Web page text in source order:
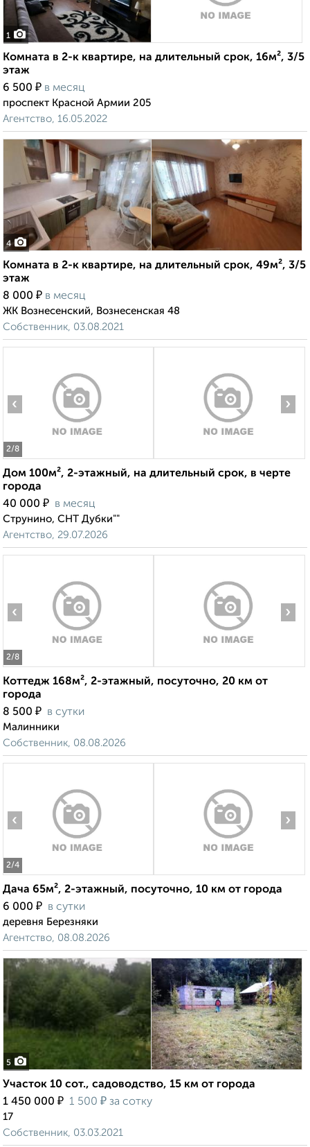
1
Комната в 2-к квартире, на длительный срок, 16м², 3/5
этаж
6 500 ₽ в месяц
проспект Красной Армии 205
Агентство, 16.05.2022
4
Комната в 2-к квартире, на длительный срок, 49м², 3/5
этаж
8 000 ₽ в месяц
ЖК Вознесенский, Вознесенская 48
Собственник, 03.08.2021
2/8
‹ ›
Дом 100м², 2-этажный, на длительный срок, в черте
города
40 000 ₽ в месяц
Струнино, СНТ Дубки""
Агентство, 29.07.2026
2/8
‹ ›
Коттедж 168м², 2-этажный, посуточно, 20 км от
города
8 500 ₽ в сутки
Малинники
Собственник, 08.08.2026
2/4
‹ ›
Дача 65м², 2-этажный, посуточно, 10 км от города
6 000 ₽ в сутки
деревня Березняки
Агентство, 08.08.2026
5
Участок 10 сот., садоводство, 15 км от города
1 450 000 ₽ 1 500 ₽ за сотку
17
Собственник, 03.03.2021